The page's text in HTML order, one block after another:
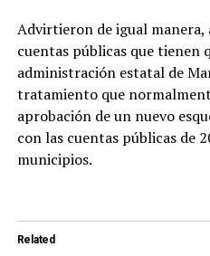
Advirtieron de igual manera,
cuentas públicas que tienen
administración estatal de
tratamiento que
aprobación de un nuevo
con las cuentas públicas de
municipios.
Related